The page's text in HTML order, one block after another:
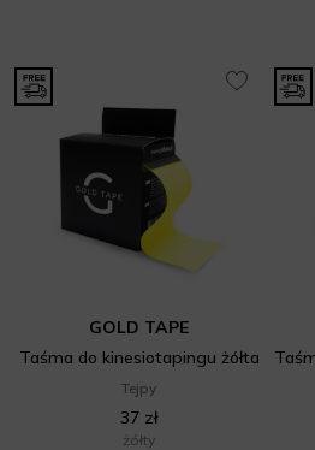
GOLD TAPE
Taśma do kinesiotapingu żółta
Tejpy
37 zł
żółty